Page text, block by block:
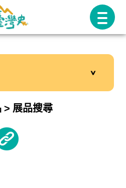
展品搜尋